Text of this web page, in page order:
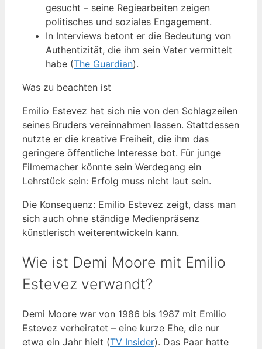
gesucht – seine Regiearbeiten zeigen
politisches und soziales Engagement.
In Interviews betont er die Bedeutung von
Authentizität, die ihm sein Vater vermittelt
habe (The Guardian).
Was zu beachten ist
Emilio Estevez hat sich nie von den Schlagzeilen
seines Bruders vereinnahmen lassen. Stattdessen
nutzte er die kreative Freiheit, die ihm das
geringere öffentliche Interesse bot. Für junge
Filmemacher könnte sein Werdegang ein
Lehrstück sein: Erfolg muss nicht laut sein.
Die Konsequenz: Emilio Estevez zeigt, dass man
sich auch ohne ständige Medienpräsenz
künstlerisch weiterentwickeln kann.
Wie ist Demi Moore mit Emilio
Estevez verwandt?
Demi Moore war von 1986 bis 1987 mit Emilio
Estevez verheiratet – eine kurze Ehe, die nur
etwa ein Jahr hielt (TV Insider). Das Paar hatte